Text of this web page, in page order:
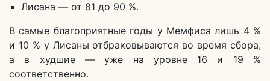
Лисана — от 81 до 90 %.
В самые благоприятные годы у Мемфиса лишь 4 %
и 10 % у Лисаны отбраковываются во время сбора,
а в худшие — уже на уровне 16 и 19 %
соответственно.